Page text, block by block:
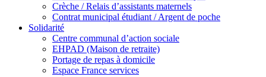
Crèche / Relais d’assistants maternels
Contrat municipal étudiant / Argent de poche
Solidarité
Centre communal d’action sociale
EHPAD (Maison de retraite)
Portage de repas à domicile
Espace France services